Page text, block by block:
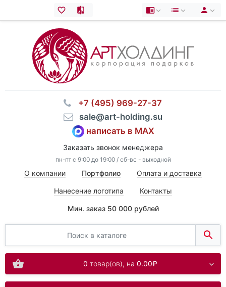
⠀+7 (495) 969-27-37
⠀sale@art-holding.su
написать в MAX
Заказать звонок менеджера
пн-пт с 9:00 до 19:00 / сб-вс - выходной
О компании Портфолио Оплата и доставка
Нанесение логотипа Контакты
Мин. заказ 50 000 рублей
0 товар(ов), на 0.00₽